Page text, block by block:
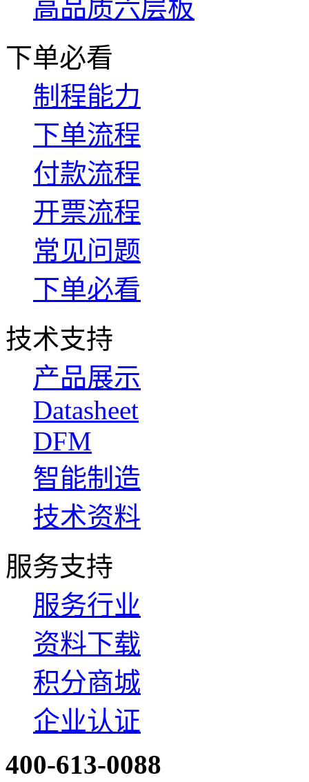
高品质六层板
下单必看
制程能力
下单流程
付款流程
开票流程
常见问题
下单必看
技术支持
产品展示
Datasheet
DFM
智能制造
技术资料
服务支持
服务行业
资料下载
积分商城
企业认证
400-613-0088